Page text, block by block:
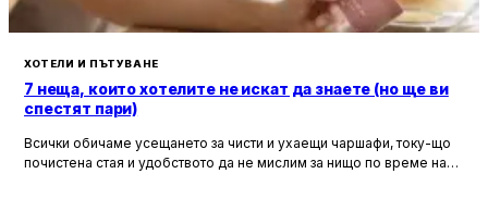
ХОТЕЛИ И ПЪТУВАНЕ
7 неща, които хотелите не искат да знаете (но ще ви
спестят пари)
Всички обичаме усещането за чисти и ухаещи чаршафи, току-що
почистена стая и удобството да не мислим за нищо по време на